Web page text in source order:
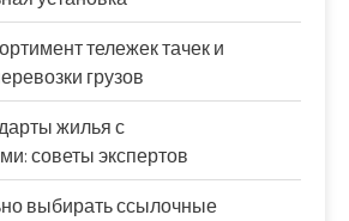
тележек тачек и
грузов
жилья с
советы экспертов
выбирать ссылочные